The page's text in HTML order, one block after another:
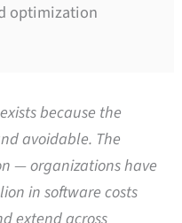
optimization
because the
avoidable. The
— organizations have
in software costs